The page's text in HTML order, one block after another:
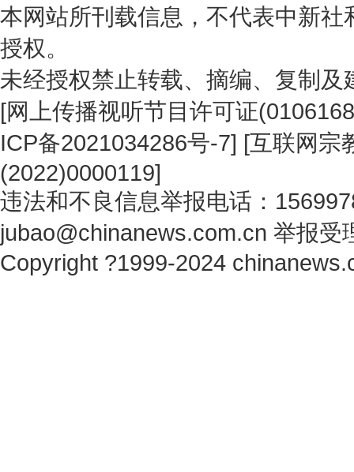
本网站所刊载信息，不代表中新
授权。
未经授权禁止转载、摘编、复制
[网上传播视听节目许可证
ICP备2021034286号-7] [互联网宗
(2022)0000119]
违法和不良信息举报电话：
jubao@chinanews.com.cn 举报受
Copyright ?1999-2024